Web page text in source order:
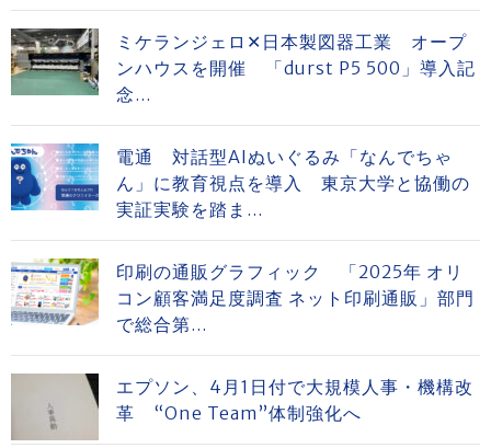
ミケランジェロ✕日本製図器工業 オープ
ンハウスを開催 「durst P5 500」導入記
念...
電通 対話型AIぬいぐるみ「なんでちゃ
ん」に教育視点を導入 東京大学と協働の
実証実験を踏ま...
印刷の通販グラフィック 「2025年 オリ
コン顧客満足度調査 ネット印刷通販」部門
で総合第...
エプソン、4月1日付で大規模人事・機構改
革 “One Team”体制強化へ